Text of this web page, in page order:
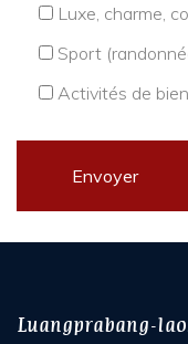
Luxe, charme,
Sport
Activités de
Luangprabang-